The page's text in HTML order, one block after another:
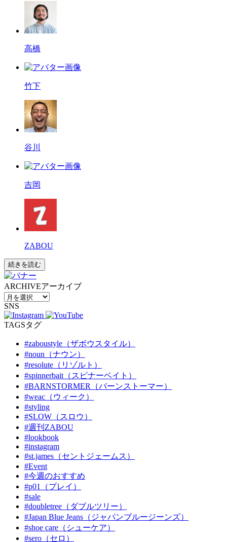
高橋
竹下
谷川
吉岡
ZABOU
続きを読む
ARCHIVEアーカイブ
SNS
TAGSタグ
#zaboustyle（ザボウスタイル）
#noun（ナウン）
#resolute（リゾルト）
#spinnerbait（スピナーベイト）
#BARNSTORMER（バーンストーマー）
#weac（ウィーク）
#styling
#SLOW（スロウ）
#週刊ZABOU
#lookbook
#instagram
#st.james（セントジェームス）
#Event
#今週のおすすめ
#p01（プレイ）
#sale
#doubletree（ダブルツリー）
#Japan Blue Jeans（ジャパンブルージーンズ）
#shoe care（シューケア）
#sero（セロ）